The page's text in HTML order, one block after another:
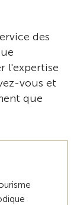
des
l'expertise
vous et
que